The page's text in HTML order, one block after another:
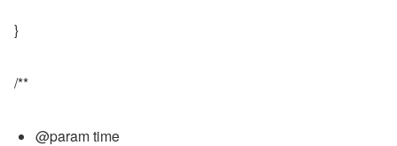
}
/**
@param time